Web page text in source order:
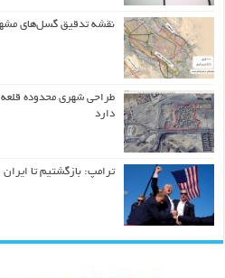
نقشه تدقیق گسل‌های
دارد
ترامپ: بازگشتیم تا ایران